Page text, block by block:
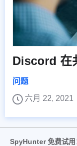
Discord 在
问题
六月 22, 2021
SpyHunter 免费试用